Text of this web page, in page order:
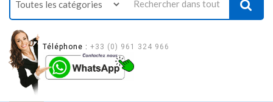
Téléphone : +33 (0) 961 324 966